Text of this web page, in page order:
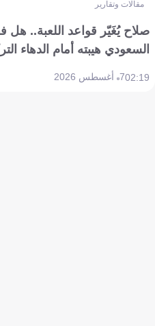
مقالات وتقارير
صلاح يُغَيّر قواعد اللعبة.. هل
السعودي هيبته أمام الدهاء
02:197 أغسطس 2026